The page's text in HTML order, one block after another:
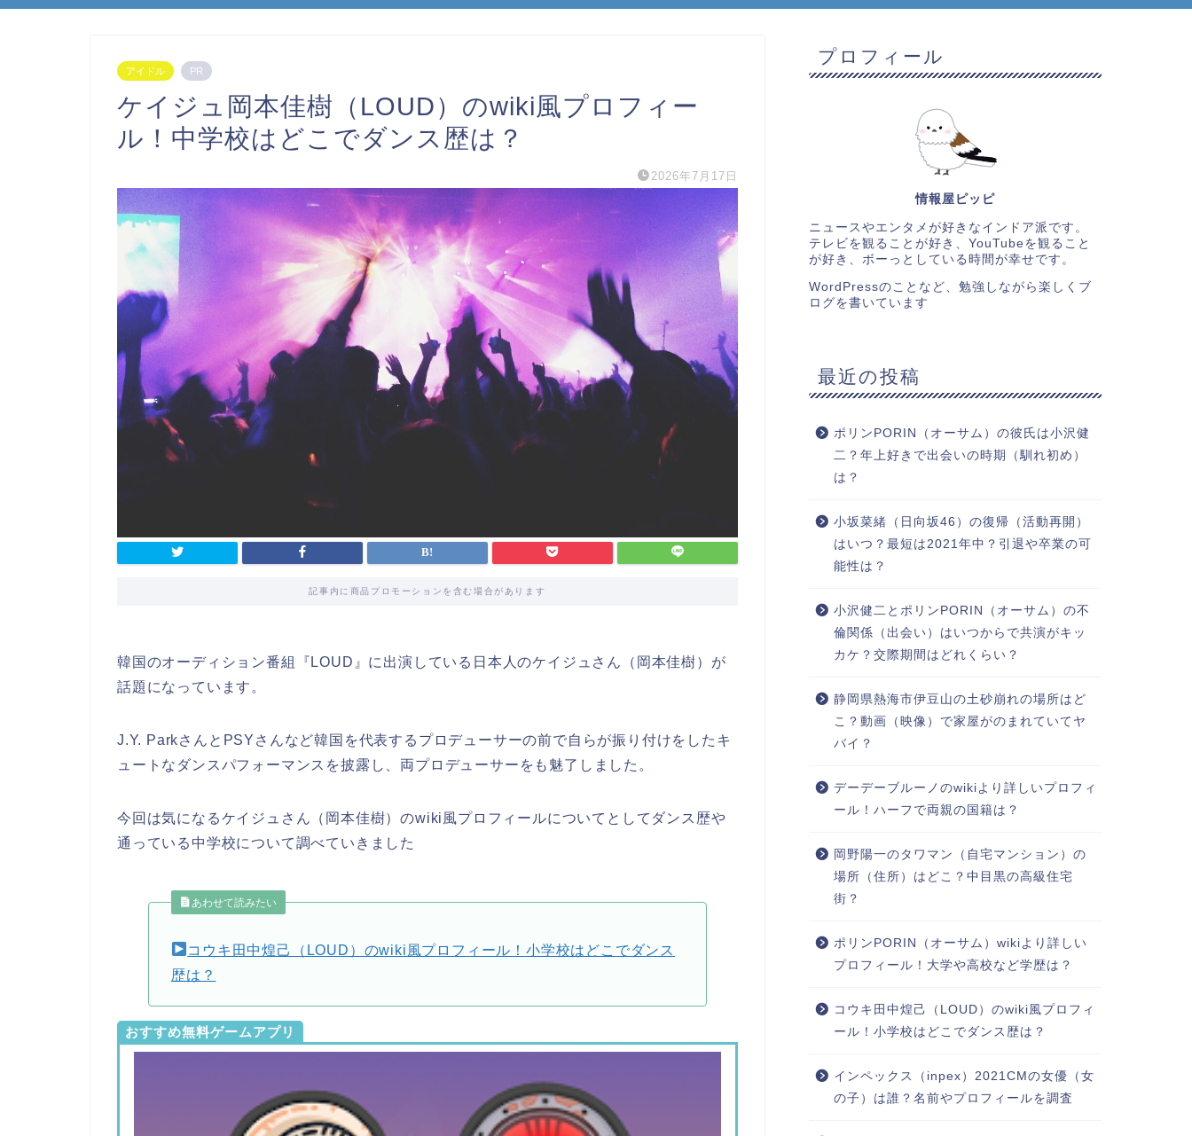
アイドル PR
ケイジュ岡本佳樹（LOUD）のwiki風プロフィー
ル！中学校はどこでダンス歴は？
2026年7月17日
記事内に商品プロモーションを含む場合があります
韓国のオーディション番組『LOUD』に出演している日本人のケイジュさん（岡本佳樹）が
話題になっています。
J.Y. ParkさんとPSYさんなど韓国を代表するプロデューサーの前で自らが振り付けをしたキ
ュートなダンスパフォーマンスを披露し、両プロデューサーをも魅了しました。
今回は気になるケイジュさん（岡本佳樹）のwiki風プロフィールについてとしてダンス歴や
通っている中学校について調べていきました
あわせて読みたい
コウキ田中煌己（LOUD）のwiki風プロフィール！小学校はどこでダンス
歴は？
おすすめ無料ゲームアプリ
プロフィール
情報屋ピッピ
ニュースやエンタメが好きなインドア派です。
テレビを観ることが好き、YouTubeを観ること
が好き、ボーっとしている時間が幸せです。
WordPressのことなど、勉強しながら楽しくブ
ログを書いています
最近の投稿
ポリンPORIN（オーサム）の彼氏は小沢健
二？年上好きで出会いの時期（馴れ初め）
は？
小坂菜緒（日向坂46）の復帰（活動再開）
はいつ？最短は2021年中？引退や卒業の可
能性は？
小沢健二とポリンPORIN（オーサム）の不
倫関係（出会い）はいつからで共演がキッ
カケ？交際期間はどれくらい？
静岡県熱海市伊豆山の土砂崩れの場所はど
こ？動画（映像）で家屋がのまれていてヤ
バイ？
デーデーブルーノのwikiより詳しいプロフィ
ール！ハーフで両親の国籍は？
岡野陽一のタワマン（自宅マンション）の
場所（住所）はどこ？中目黒の高級住宅
街？
ポリンPORIN（オーサム）wikiより詳しい
プロフィール！大学や高校など学歴は？
コウキ田中煌己（LOUD）のwiki風プロフィ
ール！小学校はどこでダンス歴は？
インペックス（inpex）2021CMの女優（女
の子）は誰？名前やプロフィールを調査